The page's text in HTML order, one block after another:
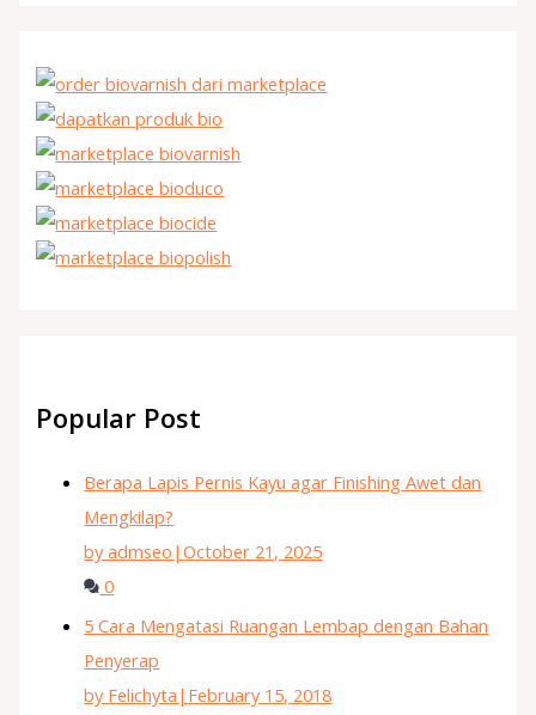
Popular Post
Berapa Lapis Pernis Kayu agar Finishing Awet dan
Mengkilap?
by admseo |October 21, 2025
0
5 Cara Mengatasi Ruangan Lembap dengan Bahan
Penyerap
by Felichyta | February 15, 2018